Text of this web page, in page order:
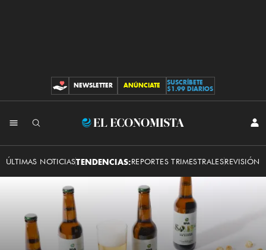
CONTRIBUCIONES
NEWSLETTER ANÚNCIATE
SUSCRÍBETE
$1.99 DIARIOS
El
ÚLTIMAS NOTICIASTENDENCIAS:REPORTES TRIMESTRALESREVISIÓN